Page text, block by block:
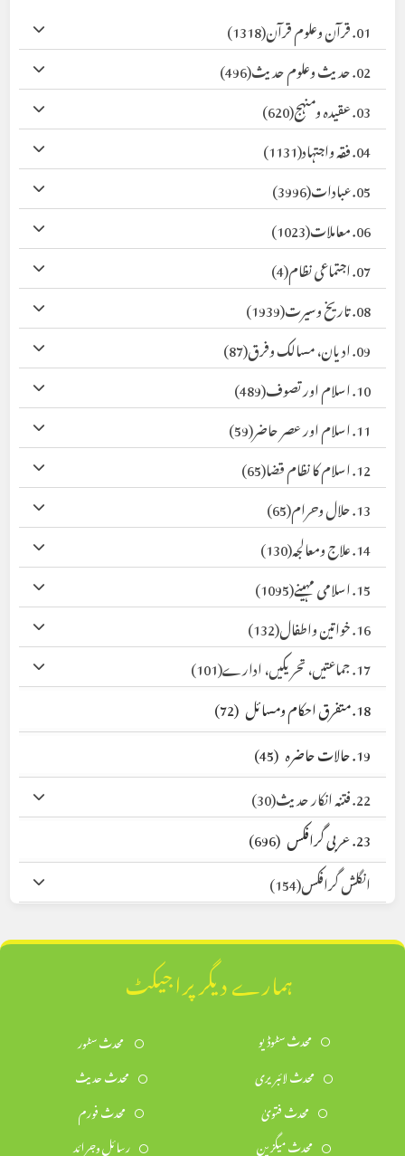
01. قرآن وعلوم قرآن
(1318)
02. حدیث وعلوم حدیث
(496)
03. عقیدہ ومنہج
(620)
04. فقہ واجتہاد
(1131)
05. عبادات
(3996)
06. معاملات
(1023)
07. اجتماعی نظام
(4)
08. تاریخ وسیرت
(1939)
09. ادیان، مسالک وفرق
(87)
10. اسلام اور تصوف
(489)
11. اسلام اور عصر حاضر
(59)
12. اسلام کا نظام قضا
(65)
13. حلال وحرام
(65)
14. علاج ومعالجہ
(130)
15. اسلامی مہینے
(1095)
16. خواتین واطفال
(132)
17. جماعتیں، تحریکیں، ادارے
(101)
18. متفرق احکام ومسائل
(72)
19. حالات حاضرہ
(45)
22. فتنہ انکار حدیث
(30)
23. عربی گرافکس
(696)
انگلش گرافکس(154)
ہمارے دیگر پراجیکٹ
محدث سٹوڈیو
محدث سٹور
محدث لائبریری
محدث حدیث
محدث فتویٰ
محدث فورم
محدث میگزین
رسائل وجرائد